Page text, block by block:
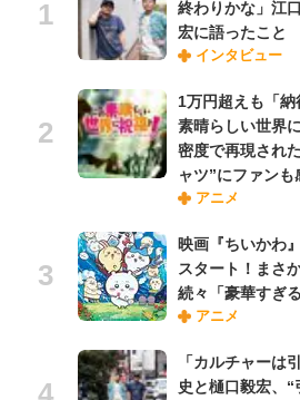
終わりかな」江
宏に語ったこと
インタビュー
1万円超えも「
素晴らしい世界
密度で再現され
ャツ”にファンも
アニメ
映画『ちいかわ
スタート！まさ
続々「豪華すぎる
アニメ
「カルチャーは
史と樋口毅宏、